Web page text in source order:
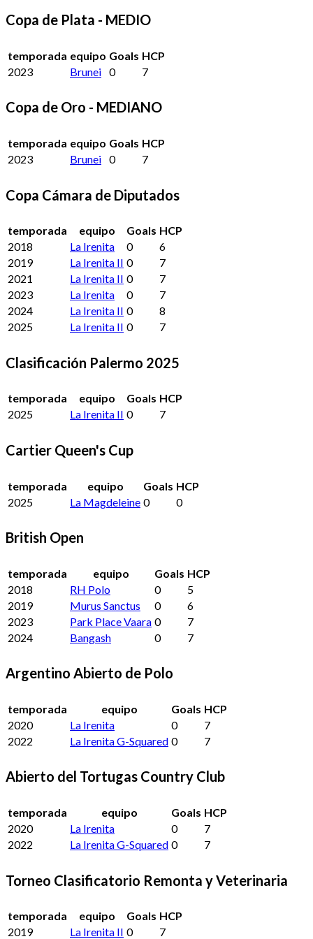
Copa de Plata - MEDIO
temporada equipo Goals HCP
2023
Brunei 0 7
Copa de Oro - MEDIANO
temporada equipo Goals HCP
2023
Brunei 0 7
Copa Cámara de Diputados
temporada equipo Goals HCP
2018
La Irenita 0
6
2019
La Irenita II 0
7
2021
La Irenita II 0
7
2023
La Irenita 0
7
2024
La Irenita II 0
8
2025
La Irenita II 0 7
Clasificación Palermo 2025
temporada equipo Goals HCP
2025
La Irenita II 0 7
Cartier Queen's Cup
temporada equipo Goals HCP
2025
La Magdeleine 0 0
British Open
temporada equipo Goals HCP
2018
RH Polo 0
5
2019
Murus Sanctus 0
6
2023
Park Place Vaara 0
7
2024
Bangash 0 7
Argentino Abierto de Polo
temporada equipo Goals HCP
2020
La Irenita 0
7
2022
La Irenita G-Squared 0 7
Abierto del Tortugas Country Club
temporada equipo Goals HCP
2020
La Irenita 0
7
2022
La Irenita G-Squared 0 7
Torneo Clasificatorio Remonta y Veterinaria
temporada equipo Goals HCP
2019
La Irenita II 0
7